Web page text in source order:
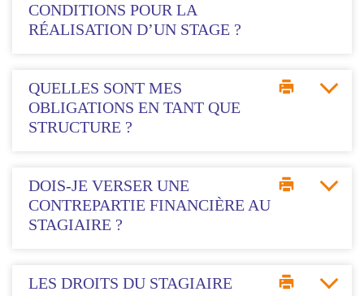
CONDITIONS POUR LA
RÉALISATION D’UN STAGE ?
QUELLES SONT MES
OBLIGATIONS EN TANT QUE
STRUCTURE ?
DOIS-JE VERSER UNE
CONTREPARTIE FINANCIÈRE AU
STAGIAIRE ?
LES DROITS DU STAGIAIRE